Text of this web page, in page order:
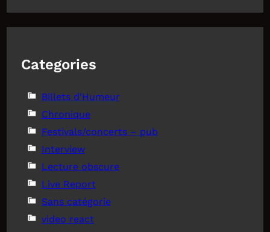
Categories
Billets d'Humeur
Chronique
Festivals/concerts – pub
Interview
Lecture obscure
Live Report
Sans catégorie
video react